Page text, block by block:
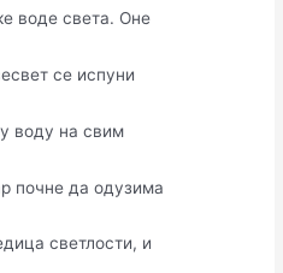
воде света. Оне
се испуни
воду на свим
почне да одузима
светлости, и